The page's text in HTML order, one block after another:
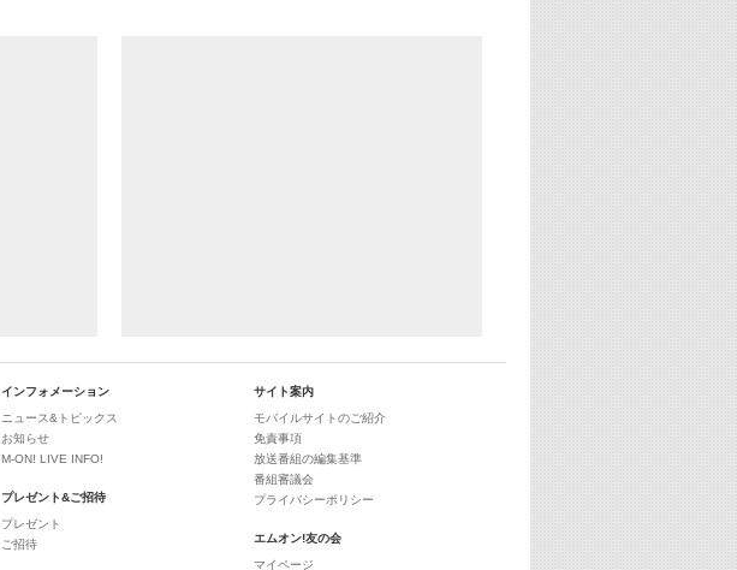
インフォメーション
ニュース&トピックス
お知らせ
M-ON! LIVE INFO!
プレゼント&ご招待
プレゼント
ご招待
サイト案内
モバイルサイトのご紹介
免責事項
放送番組の編集基準
番組審議会
プライバシーポリシー
エムオン!友の会
マイページ